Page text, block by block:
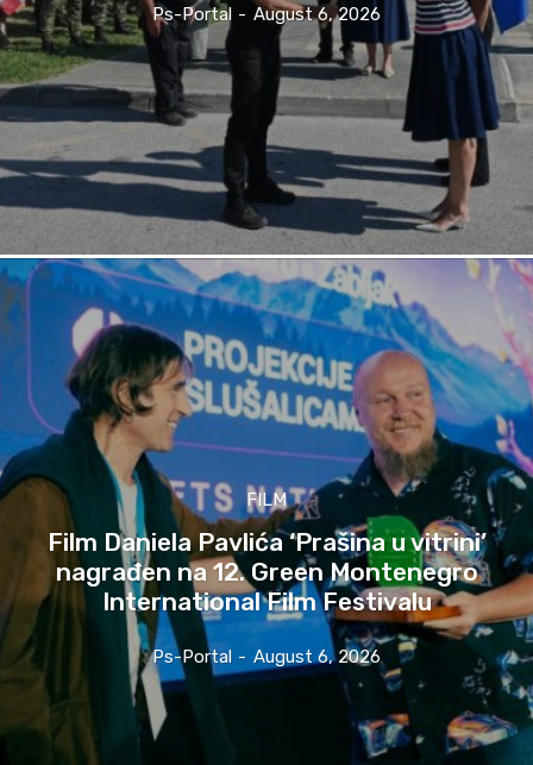
Ps-Portal - August 6, 2026
FILM
Film Daniela Pavlića ‘Prašina u vitrini’
nagrađen na 12. Green Montenegro
International Film Festivalu
Ps-Portal - August 6, 2026